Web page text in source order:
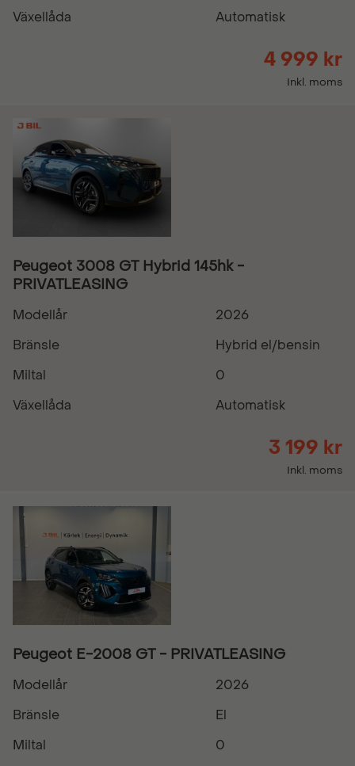
Växellåda Automatisk
4 999 kr
Inkl. moms
Peugeot 3008 GT Hybrid 145hk -
PRIVATLEASING
Modellår
2026
Bränsle
Hybrid el/bensin
Miltal
0
Växellåda
Automatisk
3 199 kr
Inkl. moms
Peugeot E-2008 GT - PRIVATLEASING
Modellår
2026
Bränsle
El
Miltal
0